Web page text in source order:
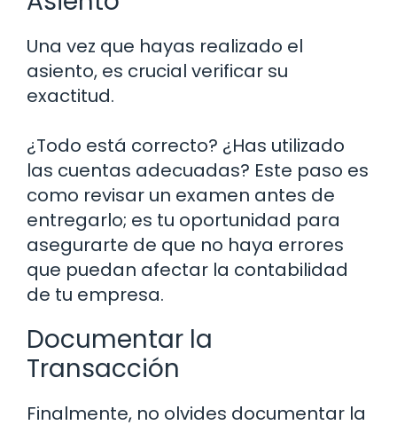
Una vez que hayas realizado el
asiento, es crucial verificar su
exactitud.
¿Todo está correcto? ¿Has utilizado
las cuentas adecuadas? Este paso es
como revisar un examen antes de
entregarlo; es tu oportunidad para
asegurarte de que no haya errores
que puedan afectar la contabilidad
de tu empresa.
Documentar la
Transacción
Finalmente, no olvides documentar la